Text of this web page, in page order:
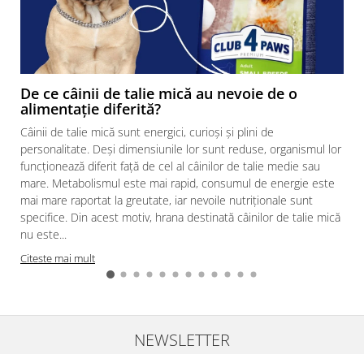
De ce câinii de talie mică au nevoie de o
alimentație diferită?
Câinii de talie mică sunt energici, curioși și plini de
personalitate. Deși dimensiunile lor sunt reduse, organismul lor
funcționează diferit față de cel al câinilor de talie medie sau
mare. Metabolismul este mai rapid, consumul de energie este
mai mare raportat la greutate, iar nevoile nutriționale sunt
specifice. Din acest motiv, hrana destinată câinilor de talie mică
nu este...
Citeste mai mult
NEWSLETTER